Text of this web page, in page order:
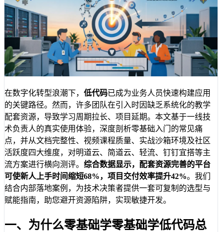
在数字化转型浪潮下， 低代码已成为业务人员快速构建应用
的关键路径。然而，许多团队在引入时因缺乏系统化的教学
配套资源，导致学习周期拉长、项目延期。本文基于一线技
术负责人的真实使用体验，深度剖析零基础入门的常见痛
点，并从文档完整性、视频课程质量、实战沙箱环境及社区
活跃度四大维度，对明道云、简道云、轻流、钉钉宜搭等主
流方案进行横向测评。 综合数据显示，配套资源完善的平台
可使新人上手时间缩短68%，项目交付效率提升42%。我们
结合内部落地案例，为技术决策者提供一套可复制的选型与
赋能指南，助您避开资源陷阱，实现敏捷开发。
一、为什么零基础学零基础学低代码总